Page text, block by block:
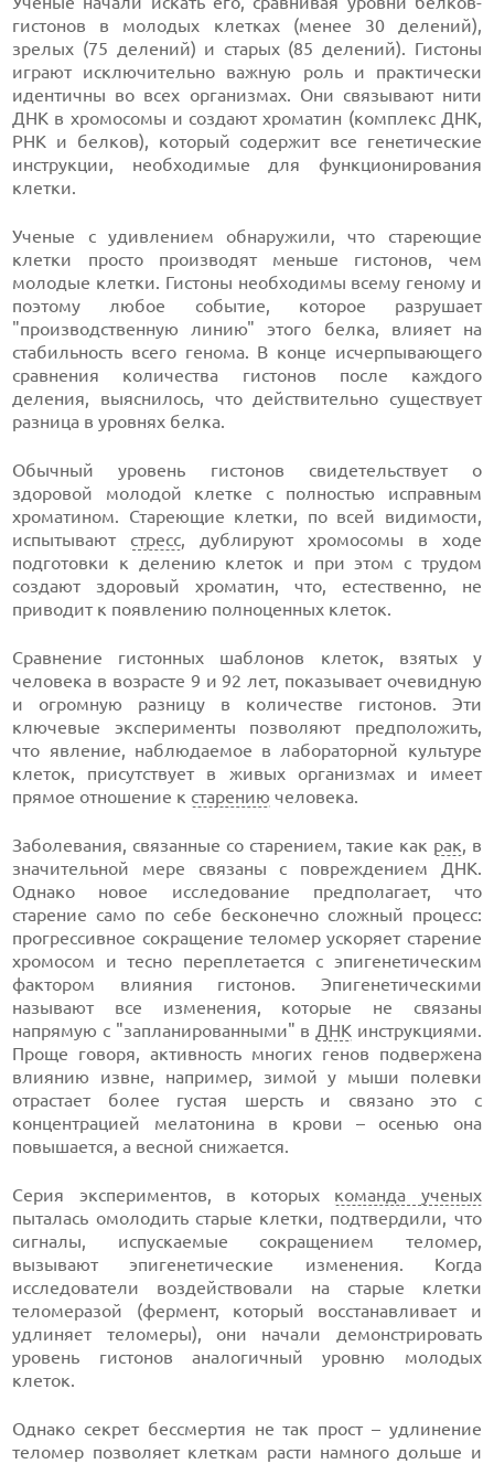
гистонов в молодых клетках (менее 30 делений),
зрелых (75 делений) и старых (85 делений). Гистоны
играют исключительно важную роль и практически
идентичны во всех организмах. Они связывают нити
ДНК в хромосомы и создают хроматин (комплекс ДНК,
РНК и белков), который содержит все генетические
инструкции, необходимые для функционирования
клетки.
Ученые с удивлением обнаружили, что стареющие
клетки просто производят меньше гистонов, чем
молодые клетки. Гистоны необходимы всему геному и
поэтому любое событие, которое разрушает
"производственную линию" этого белка, влияет на
стабильность всего генома. В конце исчерпывающего
сравнения количества гистонов после каждого
деления, выяснилось, что действительно существует
разница в уровнях белка.
Обычный уровень гистонов свидетельствует о
здоровой молодой клетке с полностью исправным
хроматином. Стареющие клетки, по всей видимости,
испытывают стресс, дублируют хромосомы в ходе
подготовки к делению клеток и при этом с трудом
создают здоровый хроматин, что, естественно, не
приводит к появлению полноценных клеток.
Сравнение гистонных шаблонов клеток, взятых у
человека в возрасте 9 и 92 лет, показывает очевидную
и огромную разницу в количестве гистонов. Эти
ключевые эксперименты позволяют предположить,
что явление, наблюдаемое в лабораторной культуре
клеток, присутствует в живых организмах и имеет
прямое отношение к старению человека.
Заболевания, связанные со старением, такие как рак, в
значительной мере связаны с повреждением ДНК.
Однако новое исследование предполагает, что
старение само по себе бесконечно сложный процесс:
прогрессивное сокращение теломер ускоряет старение
хромосом и тесно переплетается с эпигенетическим
фактором влияния гистонов. Эпигенетическими
называют все изменения, которые не связаны
напрямую с "запланированными" в ДНК инструкциями.
Проще говоря, активность многих генов подвержена
влиянию извне, например, зимой у мыши полевки
отрастает более густая шерсть и связано это с
концентрацией мелатонина в крови – осенью она
повышается, а весной снижается.
Серия экспериментов, в которых команда ученых
пыталась омолодить старые клетки, подтвердили, что
сигналы, испускаемые сокращением теломер,
вызывают эпигенетические изменения. Когда
исследователи воздействовали на старые клетки
теломеразой (фермент, который восстанавливает и
удлиняет теломеры), они начали демонстрировать
уровень гистонов аналогичный уровню молодых
клеток.
Однако секрет бессмертия не так прост – удлинение
теломер позволяет клеткам расти намного дольше и